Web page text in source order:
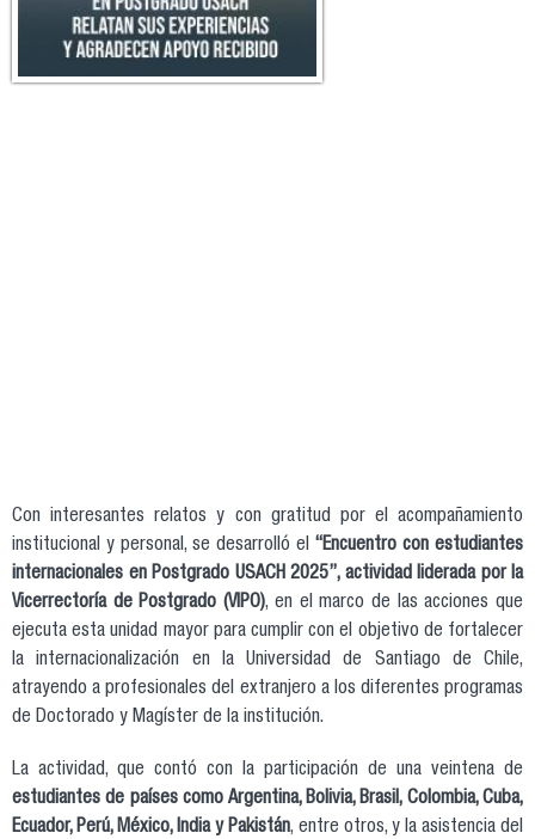
Con interesantes relatos y con gratitud por el acompañamiento
institucional y personal, se desarrolló el “Encuentro con estudiantes
internacionales en Postgrado USACH 2025”, actividad liderada por la
Vicerrectoría de Postgrado (VIPO), en el marco de las acciones que
ejecuta esta unidad mayor para cumplir con el objetivo de fortalecer
la internacionalización en la Universidad de Santiago de Chile,
atrayendo a profesionales del extranjero a los diferentes programas
de Doctorado y Magíster de la institución.
La actividad, que contó con la participación de una veintena de
estudiantes de países como Argentina, Bolivia, Brasil, Colombia, Cuba,
Ecuador, Perú, México, India y Pakistán, entre otros, y la asistencia del